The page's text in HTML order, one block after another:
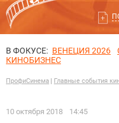
В ФОКУСЕ: ВЕНЕЦИЯ 2026
КИНОБИЗНЕС
ПрофиСинема Главные события
10 октября 2018 14:45